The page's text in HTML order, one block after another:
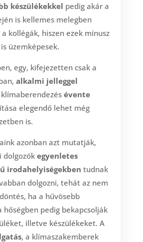
készülékekkel pedig akár a
is kellemes melegben
kollégák, hiszen ezek mínusz
üzemképesek.
egy, kifejezetten csak a
alkalmi jelleggel
évente
elegendő lehet még
is.
azonban azt mutatják,
dolgozók egyenletes
irodahelyiségekben tudnak
dolgozni, tehát az nem
ha a hűvösebb
hőségben pedig bekapcsolják
illetve készülékeket. A
, a klímaszakemberek